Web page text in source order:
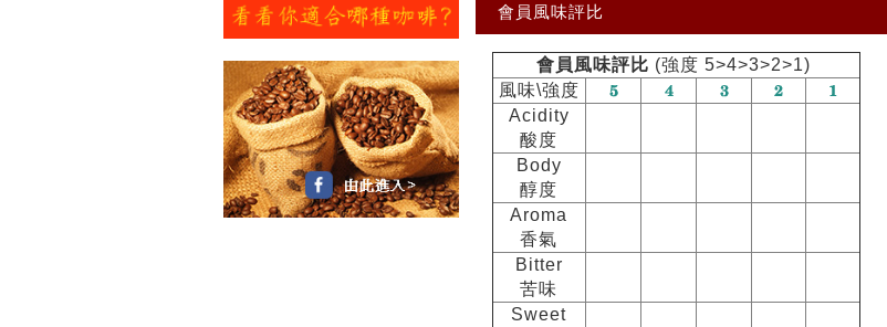
會員風味評比
會員風味評比 (強度 5>4>3>2>1)
風味\強度
Acidity
酸度
Body
醇度
Aroma
香氣
Bitter
苦味
Sweet